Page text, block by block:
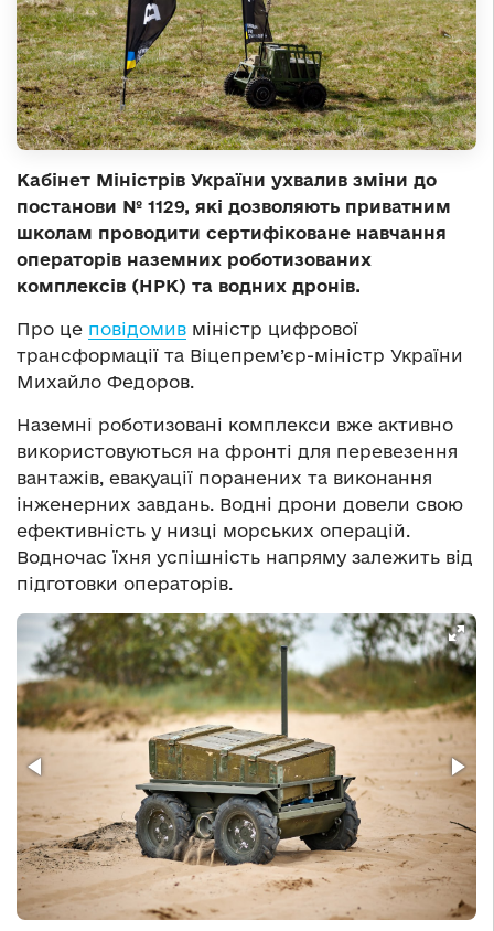
Кабінет Міністрів України ухвалив зміни до
постанови № 1129, які дозволяють приватним
школам проводити сертифіковане навчання
операторів наземних роботизованих
комплексів (НРК) та водних дронів.
Про це повідомив міністр цифрової
трансформації та Віцепрем’єр-міністр України
Михайло Федоров.
Наземні роботизовані комплекси вже активно
використовуються на фронті для перевезення
вантажів, евакуації поранених та виконання
інженерних завдань. Водні дрони довели свою
ефективність у низці морських операцій.
Водночас їхня успішність напряму залежить від
підготовки операторів.